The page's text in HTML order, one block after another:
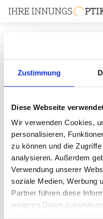
Zustimmung
Diese Webseite
Wir verwenden Cookies,
personalisieren,
zu können und die
analysieren. Außerdem
Verwendung unserer
soziale Medien, Werbung
Partner führen diese
weiteren Daten
Ihr
Optik Studio
Bitte geben Sie Ihr